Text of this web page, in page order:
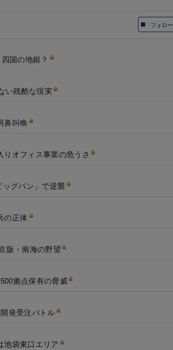
フォロー
国の地銀？
い残酷な現実
鼻叫喚
オフィス事業の危うさ
グバン」で逆襲
の正体
阪・南海の野望
拠点保有の脅威
発受注バトル
池袋東口エリア